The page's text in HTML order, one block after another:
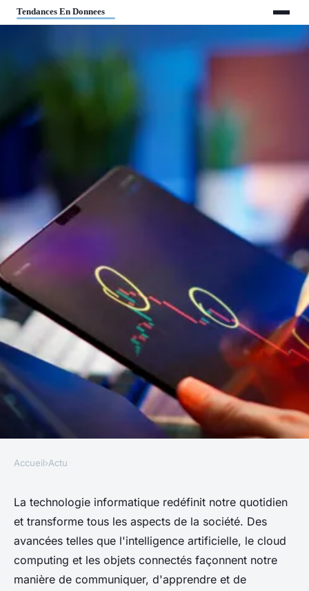
Comment la technologie
informatique transforme la
société que vous ne pouvez pas
ignorer
Accueil›Actu
La technologie informatique redéfinit notre quotidien
et transforme tous les aspects de la société. Des
avancées telles que l'intelligence artificielle, le cloud
computing et les objets connectés façonnent notre
manière de communiquer, d'apprendre et de